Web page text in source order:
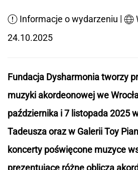
Informacje o wydarzeniu |
24.10.2025
Fundacja Dysharmonia tworzy
muzyki akordeonowej we
października i 7 listopada 2025
Tadeuszaorazw Galerii Toy
koncerty poświęcone muzyce
prezentujące różne oblicza